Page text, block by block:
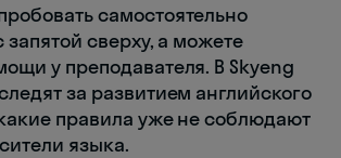
самостоятельно
запятой сверху, а можете
у преподавателя. В Skyeng
за развитием английского
правила уже не соблюдают
языка.